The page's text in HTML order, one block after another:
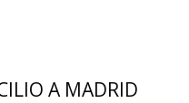
A MADRID